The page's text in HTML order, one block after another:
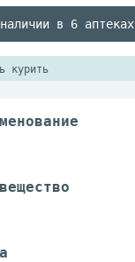
в 6 аптеках
курить